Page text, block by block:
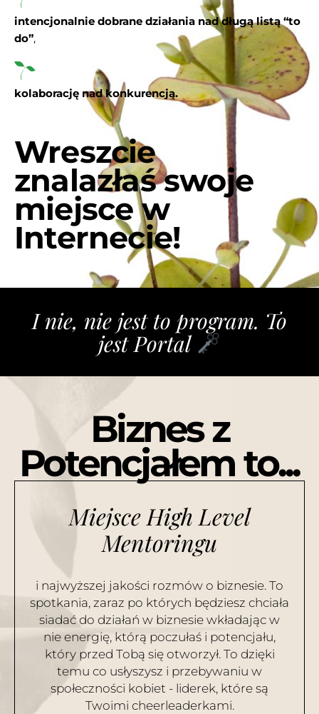
intencjonalnie dobrane działania nad długą listą “to
do”,
kolaborację nad konkurencją.
Wreszcie
znalazłaś swoje
miejsce w
Internecie!
I nie, nie jest to program. To
jest Portal
Biznes z
Potencjałem to...
Miejsce High Level
Mentoringu
i najwyższej jakości rozmów o biznesie. To
spotkania, zaraz po których będziesz chciała
siadać do działań w biznesie wkładając w
nie energię, którą poczułaś i potencjału,
który przed Tobą się otworzył. To dzięki
temu co usłyszysz i przebywaniu w
społeczności kobiet - liderek, które są
Twoimi cheerleaderkami.